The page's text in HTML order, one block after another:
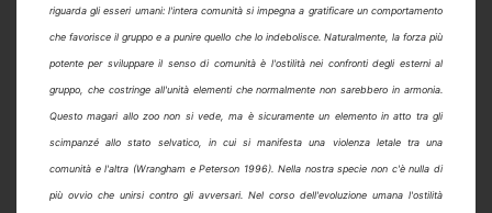
riguarda gli esseri umani: l'intera comunità si impegna a gratificare un comportamento
che favorisce il gruppo e a punire quello che lo indebolisce. Naturalmente, la forza più
potente per sviluppare il senso di comunità è l'ostilità nei confronti degli esterni al
gruppo, che costringe all'unità elementi che normalmente non sarebbero in armonia.
Questo magari allo zoo non si vede, ma è sicuramente un elemento in atto tra gli
scimpanzé allo stato selvatico, in cui si manifesta una violenza letale tra una
comunità e l'altra (Wrangham e Peterson 1996). Nella nostra specie non c'è nulla di
più ovvio che unirsi contro gli avversari. Nel corso dell'evoluzione umana l'ostilità